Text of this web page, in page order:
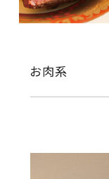
お肉系